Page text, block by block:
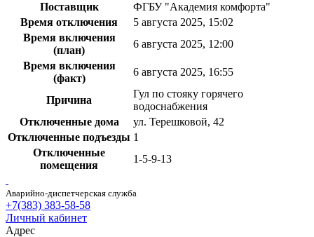
Поставщик
ФГБУ "Академия комфорта"
Время отключения
5 августа 2025, 15:02
Время включения
(план)
6 августа 2025, 12:00
Время включения
(факт)
6 августа 2025, 16:55
Причина
Гул по стояку горячего
водоснабжения
Отключенные дома
ул. Терешковой, 42
Отключенные подъезды 1
Отключенные
помещения
1-5-9-13
Аварийно-диспетчерская служба
+7(383) 383-58-58
Личный кабинет
Адрес